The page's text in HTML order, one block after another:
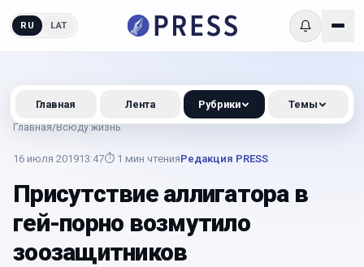
RU LAT
Главная/Всюду жизнь
16 июля 201913:47⏱ 1 мин чтенияРедакция PRESS
Присутствие аллигатора в
гей-порно возмутило
зоозащитников
Главная Лента Рубрики Темы